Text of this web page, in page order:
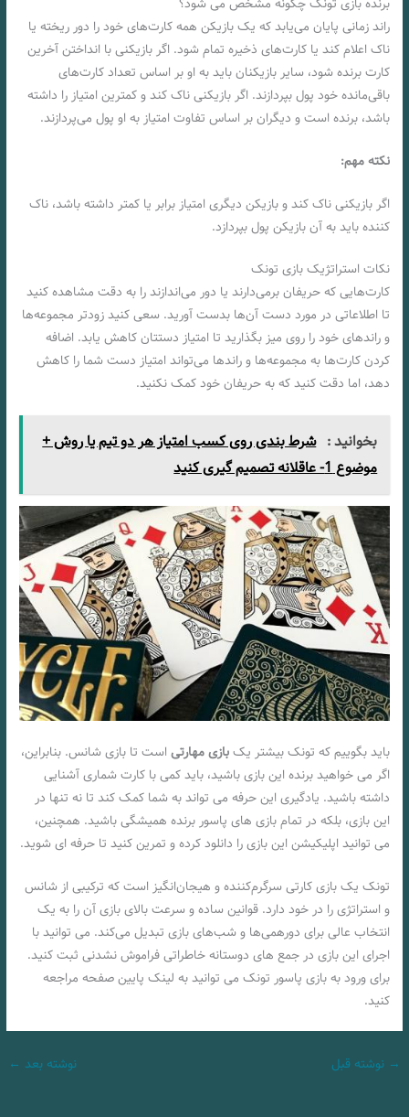
برنده بازی تونک چگونه مشخص می شود؟
راند زمانی پایان می‌یابد که یک بازیکن همه کارت‌های خود را دور ریخته یا
ناک اعلام کند یا کارت‌های ذخیره تمام شود. اگر بازیکنی با انداختن آخرین
کارت برنده شود، سایر بازیکنان باید به او بر اساس تعداد کارت‌های
باقی‌مانده خود پول بپردازند. اگر بازیکنی ناک کند و کمترین امتیاز را داشته
باشد، برنده است و دیگران بر اساس تفاوت امتیاز به او پول می‌پردازند.
نکته مهم:
اگر بازیکنی ناک کند و بازیکن دیگری امتیاز برابر یا کمتر داشته باشد، ناک
کننده باید به آن بازیکن پول بپردازد.
نکات استراتژیک بازی تونک
کارت‌هایی که حریفان برمی‌دارند یا دور می‌اندازند را به دقت مشاهده کنید
تا اطلاعاتی در مورد دست آن‌ها بدست آورید. سعی کنید زودتر مجموعه‌ها
و راندهای خود را روی میز بگذارید تا امتیاز دستتان کاهش یابد. اضافه
کردن کارت‌ها به مجموعه‌ها و راندها می‌تواند امتیاز دست شما را کاهش
دهد، اما دقت کنید که به حریفان خود کمک نکنید.
بخوانید : شرط بندی روی کسب امتیاز هر دو تیم یا روش +
موضوع 1- عاقلانه تصمیم گیری کنید
باید بگوییم که تونک بیشتر یکبازی مهارتی است تا بازی شانس. بنابراین،
اگر می خواهید برنده این بازی باشید، باید کمی با کارت شماری آشنایی
داشته باشید. یادگیری این حرفه می تواند به شما کمک کند تا نه تنها در
این بازی، بلکه در تمام بازی های پاسور برنده همیشگی باشید. همچنین،
می توانید اپلیکیشن این بازی را دانلود کرده و تمرین کنید تا حرفه ای شوید.
تونک یک بازی کارتی سرگرم‌کننده و هیجان‌انگیز است که ترکیبی از شانس
و استراتژی را در خود دارد. قوانین ساده و سرعت بالای بازی آن را به یک
انتخاب عالی برای دورهمی‌ها و شب‌های بازی تبدیل می‌کند. می توانید با
اجرای این بازی در جمع های دوستانه خاطراتی فراموش نشدنی ثبت کنید.
برای ورود به بازی پاسور تونک می توانید به لینک پایین صفحه مراجعه
کنید.
→ نوشته قبل نوشته بعد ←